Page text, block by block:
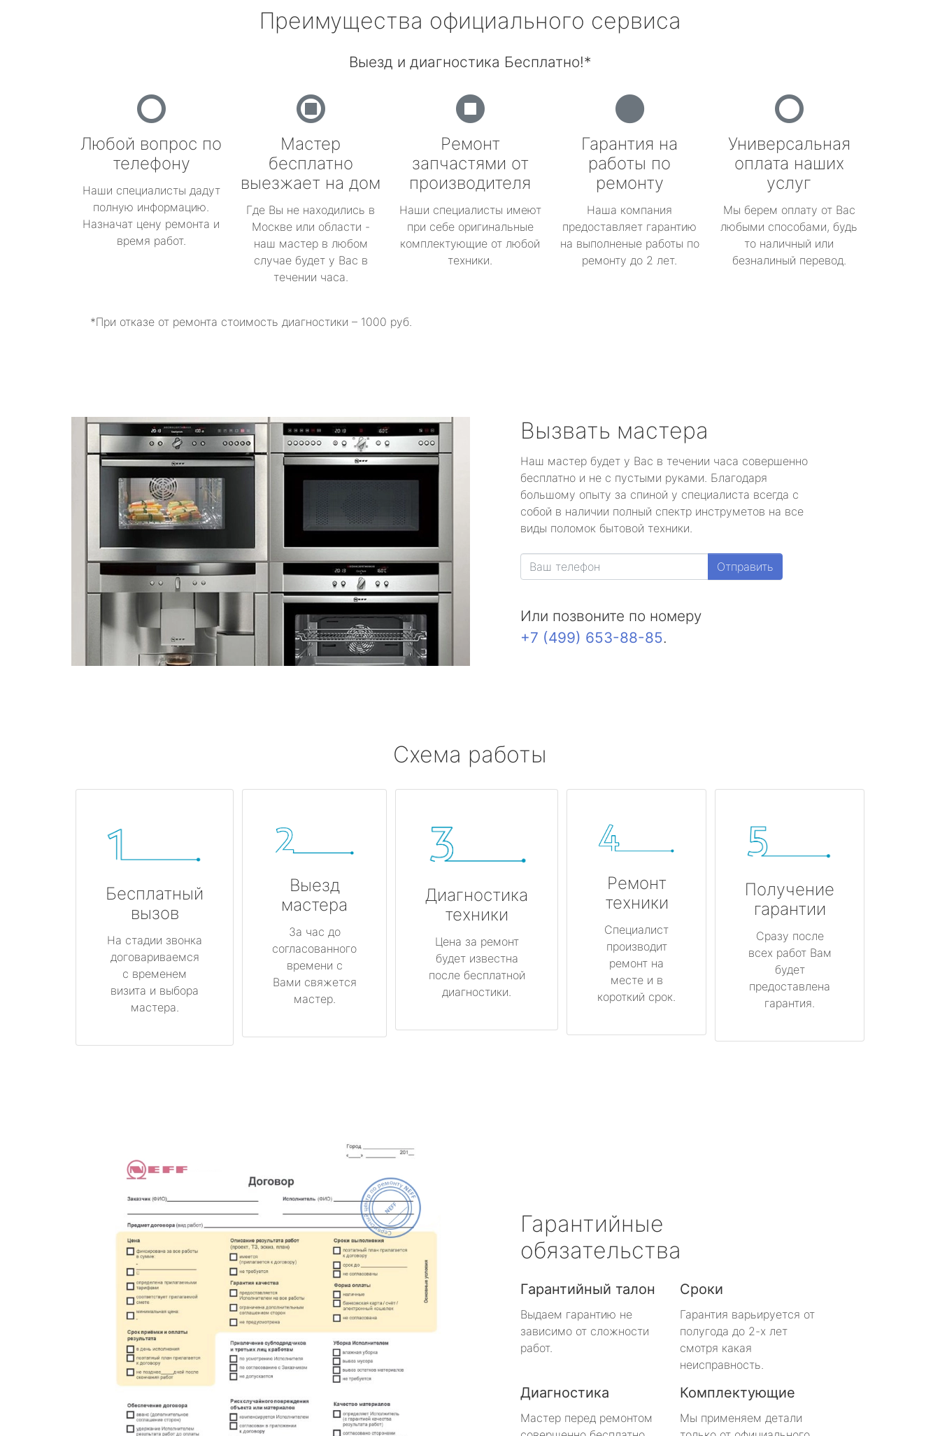
Преимущества официального сервиса
Выезд и диагностика Бесплатно!*
Любой вопрос по
телефону
Наши специалисты дадут
полную информацию.
Назначат цену ремонта и
время работ.
Мастер
бесплатно
выезжает на дом
Где Вы не находились в
Москве или области -
наш мастер в любом
случае будет у Вас в
течении часа.
Ремонт
запчастями от
производителя
Наши специалисты имеют
при себе оригинальные
комплектующие от любой
техники.
Гарантия на
работы по
ремонту
Наша компания
предоставляет гарантию
на выполненые работы по
ремонту до 2 лет.
Универсальная
оплата наших
услуг
Мы берем оплату от Вас
любыми способами, будь
то наличный или
безналиный перевод.
*При отказе от ремонта стоимость диагностики – 1000 руб.
Вызвать мастера
Наш мастер будет у Вас в течении часа совершенно
бесплатно и не с пустыми руками. Благодаря
большому опыту за спиной у специалиста всегда с
собой в наличии полный спектр инструметов на все
виды поломок бытовой техники.
Отправить
Или позвоните по номеру
+7 (499) 653-88-85.
Схема работы
Бесплатный
вызов
На стадии звонка
договариваемся
с временем
визита и выбора
мастера.
Выезд
мастера
За час до
согласованного
времени с
Вами свяжется
мастер.
Диагностика
техники
Цена за ремонт
будет известна
после бесплатной
диагностики.
Ремонт
техники
Специалист
производит
ремонт на
месте и в
короткий срок.
Получение
гарантии
Сразу после
всех работ Вам
будет
предоставлена
гарантия.
Гарантийные
обязательства
Гарантийный талон
Выдаем гарантию не
зависимо от сложности
работ.
Сроки
Гарантия варьируется от
полугода до 2-х лет
смотря какая
неисправность.
Диагностика
Мастер перед ремонтом
Комплектующие
Мы применяем детали